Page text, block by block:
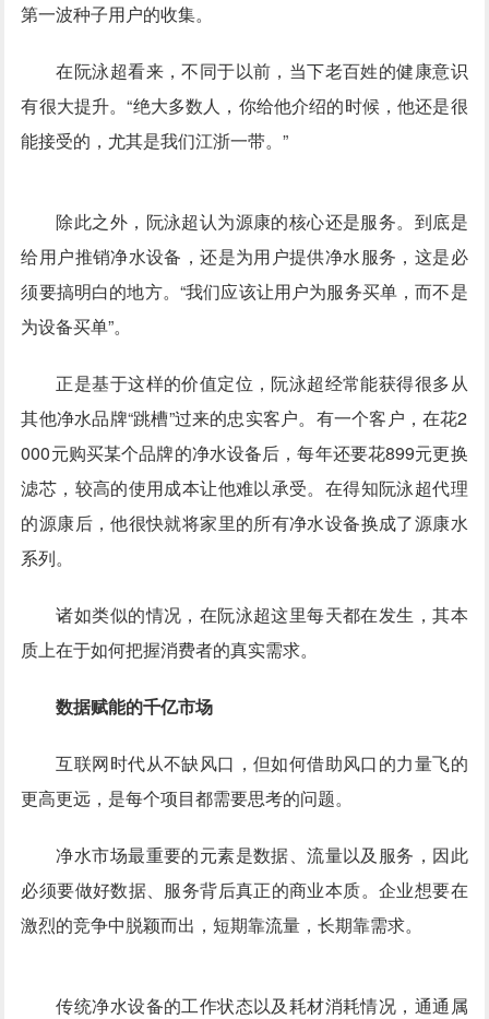
第一波种子用户的收集。
在阮泳超看来，不同于以前，当下老百姓的健康意识
有很大提升。“绝大多数人，你给他介绍的时候，他还是很
能接受的，尤其是我们江浙一带。”
除此之外，阮泳超认为源康的核心还是服务。到底是
给用户推销净水设备，还是为用户提供净水服务，这是必
须要搞明白的地方。“我们应该让用户为服务买单，而不是
为设备买单”。
正是基于这样的价值定位，阮泳超经常能获得很多从
其他净水品牌“跳槽”过来的忠实客户。有一个客户，在花2
000元购买某个品牌的净水设备后，每年还要花899元更换
滤芯，较高的使用成本让他难以承受。在得知阮泳超代理
的源康后，他很快就将家里的所有净水设备换成了源康水
系列。
诸如类似的情况，在阮泳超这里每天都在发生，其本
质上在于如何把握消费者的真实需求。
数据赋能的千亿市场
互联网时代从不缺风口，但如何借助风口的力量飞的
更高更远，是每个项目都需要思考的问题。
净水市场最重要的元素是数据、流量以及服务，因此
必须要做好数据、服务背后真正的商业本质。企业想要在
激烈的竞争中脱颖而出，短期靠流量，长期靠需求。
传统净水设备的工作状态以及耗材消耗情况，通通属